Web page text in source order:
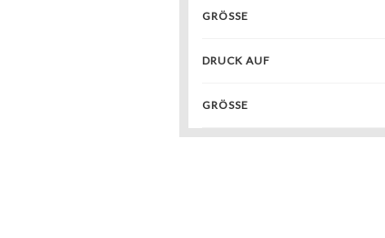
GRÖSSE
DRUCK AUF
GRÖSSE